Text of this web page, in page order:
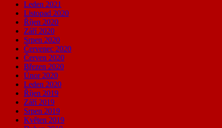
Leden 2021
Listopad 2020
Říjen 2020
Září 2020
Srpen 2020
Červenec 2020
Červen 2020
Březen 2020
Únor 2020
Leden 2020
Říjen 2019
Září 2019
Srpen 2019
Květen 2019